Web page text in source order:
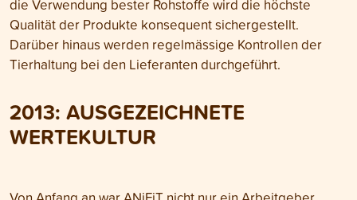
die Verwendung bester Rohstoffe wird die höchste
Qualität der Produkte konsequent sichergestellt.
Darüber hinaus werden regelmässige Kontrollen der
Tierhaltung bei den Lieferanten durchgeführt.
2013: AUSGEZEICHNETE
WERTEKULTUR